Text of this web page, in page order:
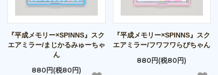
『平成メモリー×SPINNS』スク
エアミラー/まじかるみゅーちゃ
ん
880円(税80円)
『平成メモリー×SPINNS』スク
エアミラー/フワフワらびちゃん
880円(税80円)